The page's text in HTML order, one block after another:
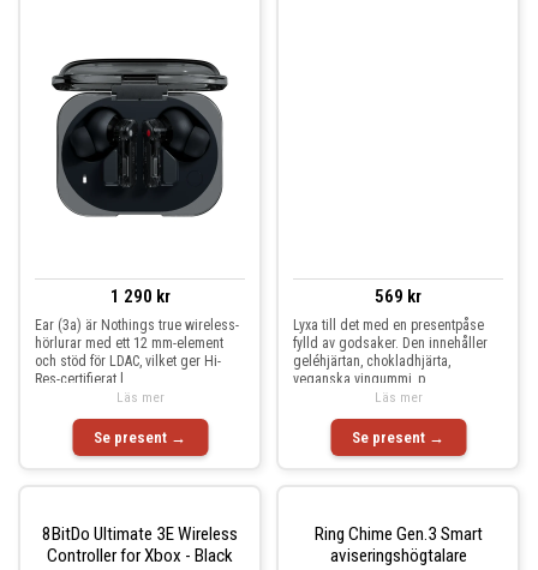
1 290 kr
Ear (3a) är Nothings true wireless-
hörlurar med ett 12 mm-element
och stöd för LDAC, vilket ger Hi-
Res-certifierat l
Se present →
Läs mer
569 kr
Lyxa till det med en presentpåse
fylld av godsaker. Den innehåller
geléhjärtan, chokladhjärta,
veganska vingummi, p
Se present →
Läs mer
8BitDo Ultimate 3E Wireless
Controller for Xbox - Black
Ring Chime Gen.3 Smart
aviseringshögtalare